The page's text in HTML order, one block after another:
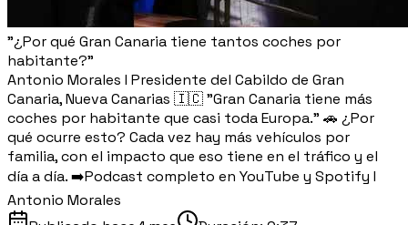
"¿Por qué Gran Canaria tiene tantos coches por
habitante?"
Antonio Morales I Presidente del Cabildo de Gran
Canaria, Nueva Canarias 🇮🇨 "Gran Canaria tiene más
coches por habitante que casi toda Europa." 🚗 ¿Por
qué ocurre esto? Cada vez hay más vehículos por
familia, con el impacto que eso tiene en el tráfico y el
día a día. ➡️Podcast completo en YouTube y Spotify I
Antonio Morales